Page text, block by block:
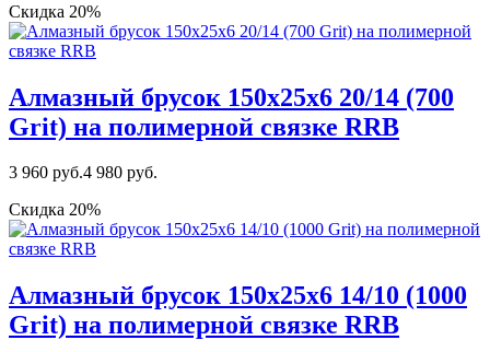
Скидка 20%
Алмазный брусок 150х25х6 20/14 (700
Grit) на полимерной связке RRB
3 960 руб.4 980 руб.
Скидка 20%
Алмазный брусок 150х25х6 14/10 (1000
Grit) на полимерной связке RRB